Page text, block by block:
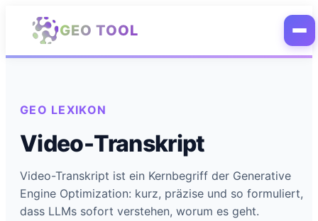
Zum Hauptinhalt springen
GEO TOOL
GEO LEXIKON
Video-Transkript
Video-Transkript ist ein Kernbegriff der Generative
Engine Optimization: kurz, präzise und so formuliert,
dass LLMs sofort verstehen, worum es geht.